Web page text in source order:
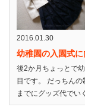
2016.01.30
幼稚園の入園式
後2か月ちょっとで
目です。 だっちん
までにグッズ代でい